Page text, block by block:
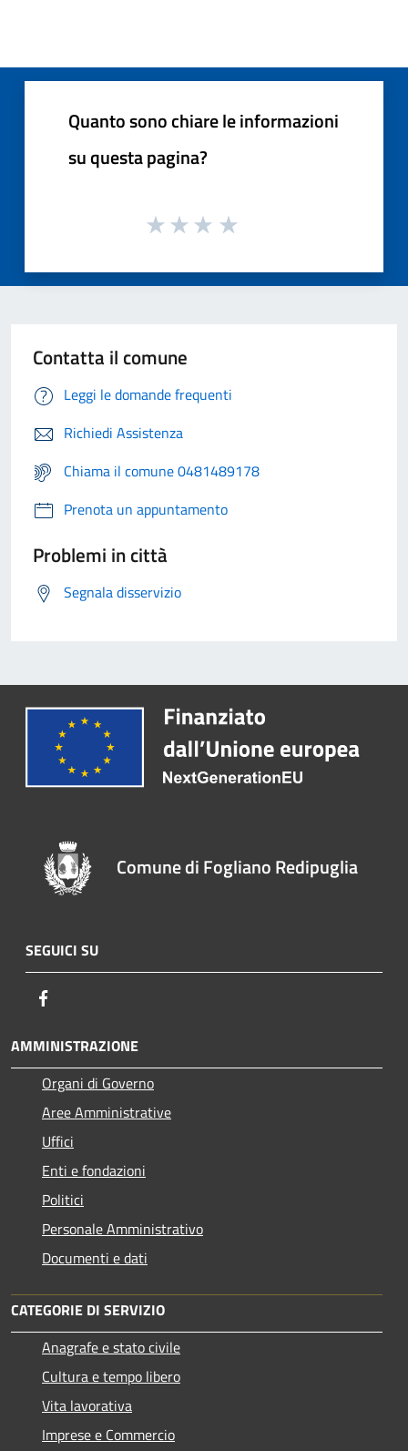
Quanto sono chiare le informazioni
su questa pagina?
Contatta il comune
Leggi le domande frequenti
Richiedi Assistenza
Chiama il comune 0481489178
Prenota un appuntamento
Problemi in città
Segnala disservizio
Comune di Fogliano Redipuglia
SEGUICI SU
AMMINISTRAZIONE
Organi di Governo
Aree Amministrative
Uffici
Enti e fondazioni
Politici
Personale Amministrativo
Documenti e dati
CATEGORIE DI SERVIZIO
Anagrafe e stato civile
Cultura e tempo libero
Vita lavorativa
Imprese e Commercio